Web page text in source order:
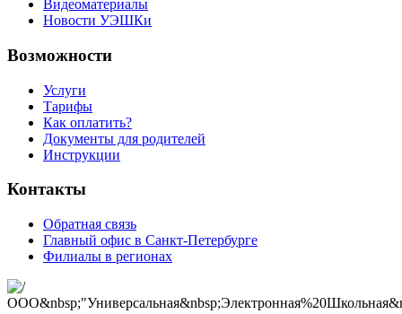
Видеоматериалы
Новости УЭШКи
Возможности
Услуги
Тарифы
Как оплатить?
Документы для родителей
Инструкции
Контакты
Обратная связь
Главный офис в Санкт-Петербурге
Филиалы в регионах